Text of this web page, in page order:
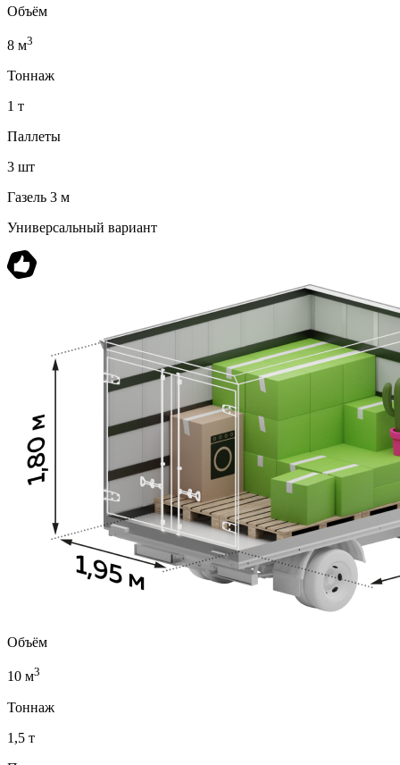
Объём
8 м3
Тоннаж
1 т
Паллеты
3 шт
Газель 3 м
Универсальный вариант
Объём
10 м3
Тоннаж
1,5 т